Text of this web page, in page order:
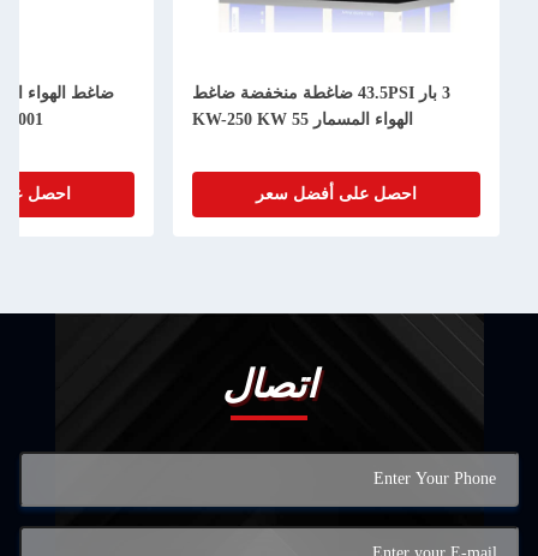
3 بار 43.5PSI ضاغطة منخفضة ضاغط
الهواء المسمار 55 KW-250 KW
احصل على أفضل سعر احصل
اتصال